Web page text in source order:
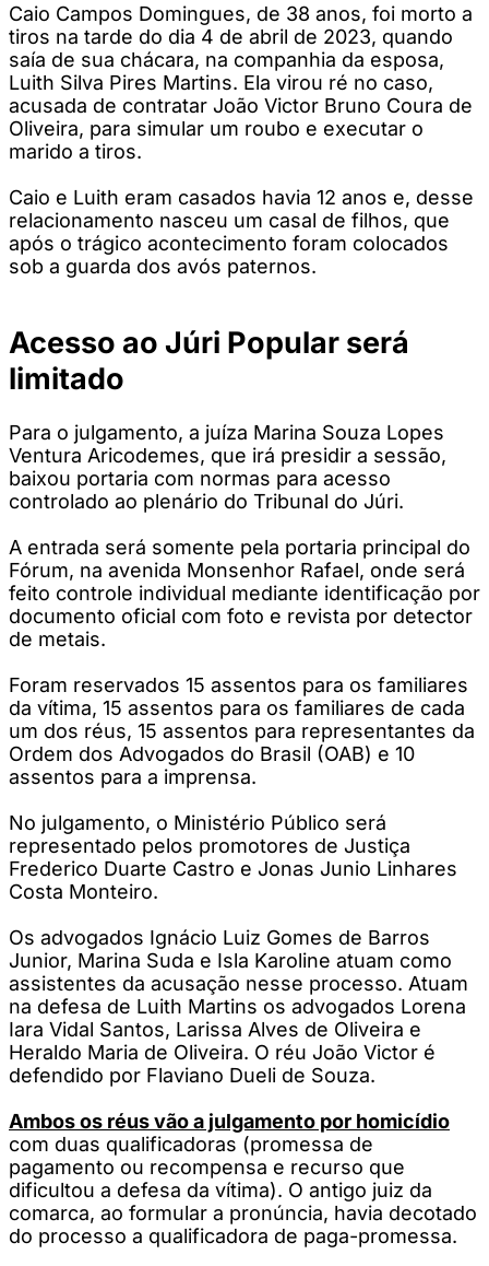
Caio Campos Domingues, de 38 anos, foi morto a
tiros na tarde do dia 4 de abril de 2023, quando
saía de sua chácara, na companhia da esposa,
Luith Silva Pires Martins. Ela virou ré no caso,
acusada de contratar João Victor Bruno Coura de
Oliveira, para simular um roubo e executar o
marido a tiros.
Caio e Luith eram casados havia 12 anos e, desse
relacionamento nasceu um casal de filhos, que
após o trágico acontecimento foram colocados
sob a guarda dos avós paternos.
Acesso ao Júri Popular será
limitado
Para o julgamento, a juíza Marina Souza Lopes
Ventura Aricodemes, que irá presidir a sessão,
baixou portaria com normas para acesso
controlado ao plenário do Tribunal do Júri.
A entrada será somente pela portaria principal do
Fórum, na avenida Monsenhor Rafael, onde será
feito controle individual mediante identificação por
documento oficial com foto e revista por detector
de metais.
Foram reservados 15 assentos para os familiares
da vítima, 15 assentos para os familiares de cada
um dos réus, 15 assentos para representantes da
Ordem dos Advogados do Brasil (OAB) e 10
assentos para a imprensa.
No julgamento, o Ministério Público será
representado pelos promotores de Justiça
Frederico Duarte Castro e Jonas Junio Linhares
Costa Monteiro.
Os advogados Ignácio Luiz Gomes de Barros
Junior, Marina Suda e Isla Karoline atuam como
assistentes da acusação nesse processo. Atuam
na defesa de Luith Martins os advogados Lorena
Iara Vidal Santos, Larissa Alves de Oliveira e
Heraldo Maria de Oliveira. O réu João Victor é
defendido por Flaviano Dueli de Souza.
Ambos os réus vão a julgamento por homicídio
com duas qualificadoras (promessa de
pagamento ou recompensa e recurso que
dificultou a defesa da vítima). O antigo juiz da
comarca, ao formular a pronúncia, havia decotado
do processo a qualificadora de paga-promessa.